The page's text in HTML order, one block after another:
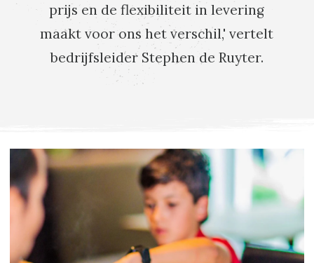
prijs en de flexibiliteit in levering
maakt voor ons het verschil,' vertelt
bedrijfsleider Stephen de Ruyter.